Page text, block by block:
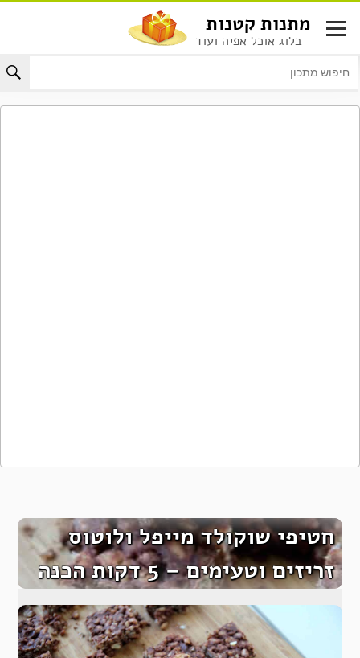
לתוכן
מתנות קטנות
בלוג אוכל אפיה ועוד
חטיפי שוקולד מייפל ולוטוס
זריזים וטעימים – 5 דקות הכנה